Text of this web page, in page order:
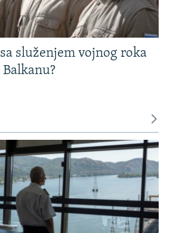
služenjem vojnog roka